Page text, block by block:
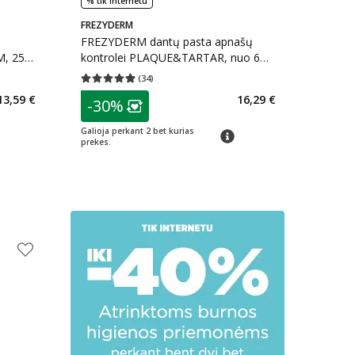
250
nuolaida:
€
FREZYDERM
FREZYDERM dantų pasta apnašų
kontrolei PLAQUE&TARTAR, nuo 6
m., 75 ml
(34)
Vidutinis įvertinimas 4.94
patarimas
Lojalumo klubo narių nuolaida
-30%
Galioja perkant 2 bet kurias
prekes.
patarimas
16,29 €